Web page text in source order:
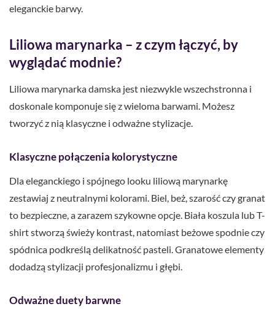
eleganckie barwy.
Liliowa marynarka – z czym łączyć, by
wyglądać modnie?
Liliowa marynarka damska jest niezwykle wszechstronna i
doskonale komponuje się z wieloma barwami. Możesz
tworzyć z nią klasyczne i odważne stylizacje.
Klasyczne połączenia kolorystyczne
Dla eleganckiego i spójnego looku liliową marynarkę
zestawiaj z neutralnymi kolorami. Biel, beż, szarość czy granat
to bezpieczne, a zarazem szykowne opcje. Biała koszula lub T-
shirt stworzą świeży kontrast, natomiast beżowe spodnie czy
spódnica podkreślą delikatność pasteli. Granatowe elementy
dodadzą stylizacji profesjonalizmu i głębi.
Odważne duety barwne